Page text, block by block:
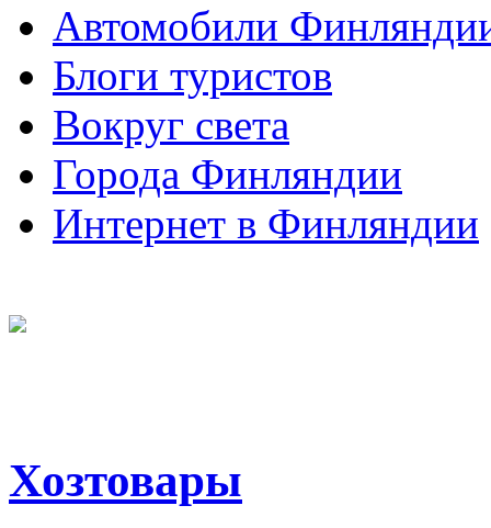
Автомобили
Блоги туристов
Вокруг света
Города Финляндии
Интернет в Финляндии
Хозтовары